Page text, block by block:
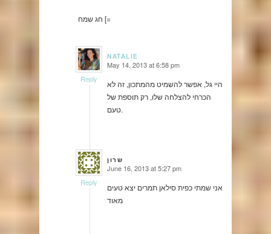
חג שמח [=
NATALIE
says: May 14, 2013 at 6:58 pm
היי גל, אפשר להשמיט מהמתכון, זה לא
הכרחי להצלחה שלו, רק תוספת של
טעם.
Reply
שרון
says: June 16, 2013 at 5:27 pm
אני שמתי כפית סילאן תמרים יצא טעים
מאוד
Reply